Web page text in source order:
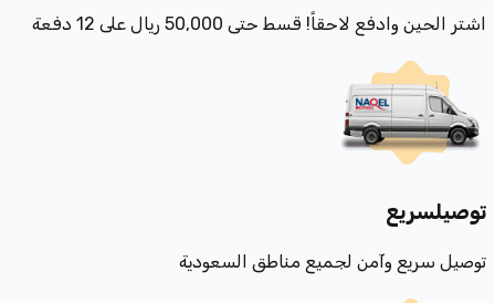
اشتر الحين وادفع لاحقاً! قسط حتى 50,000 ريال على 12 دفعة
توصيلسريع
توصيل سريع وآمن لجميع مناطق السعودية